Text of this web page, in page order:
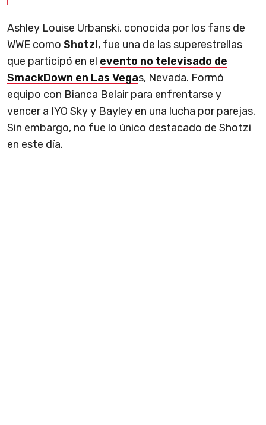
Ashley Louise Urbanski, conocida por los fans de
WWE como Shotzi, fue una de las superestrellas
que participó en el evento no televisado de
SmackDown en Las Vegas, Nevada. Formó
equipo con Bianca Belair para enfrentarse y
vencer a IYO Sky y Bayley en una lucha por parejas.
Sin embargo, no fue lo único destacado de Shotzi
en este día.